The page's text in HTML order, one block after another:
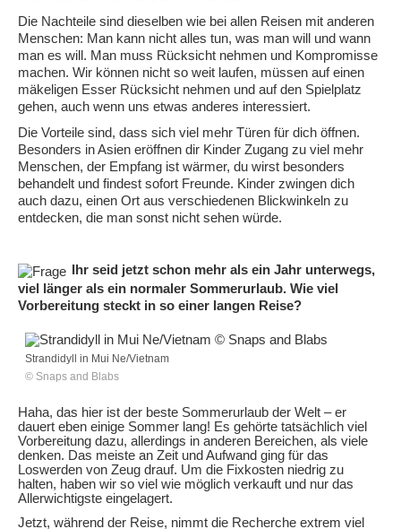
Die Nachteile sind dieselben wie bei allen Reisen mit anderen
Menschen: Man kann nicht alles tun, was man will und wann
man es will. Man muss Rücksicht nehmen und Kompromisse
machen. Wir können nicht so weit laufen, müssen auf einen
mäkeligen Esser Rücksicht nehmen und auf den Spielplatz
gehen, auch wenn uns etwas anderes interessiert.
Die Vorteile sind, dass sich viel mehr Türen für dich öffnen.
Besonders in Asien eröffnen dir Kinder Zugang zu viel mehr
Menschen, der Empfang ist wärmer, du wirst besonders
behandelt und findest sofort Freunde. Kinder zwingen dich
auch dazu, einen Ort aus verschiedenen Blickwinkeln zu
entdecken, die man sonst nicht sehen würde.
Ihr seid jetzt schon mehr als ein Jahr unterwegs,
viel länger als ein normaler Sommerurlaub. Wie viel
Vorbereitung steckt in so einer langen Reise?
Strandidyll in Mui Ne/Vietnam
© Snaps and Blabs
Haha, das hier ist der beste Sommerurlaub der Welt – er
dauert eben einige Sommer lang! Es gehörte tatsächlich viel
Vorbereitung dazu, allerdings in anderen Bereichen, als viele
denken. Das meiste an Zeit und Aufwand ging für das
Loswerden von Zeug drauf. Um die Fixkosten niedrig zu
halten, haben wir so viel wie möglich verkauft und nur das
Allerwichtigste eingelagert.
Jetzt, während der Reise, nimmt die Recherche extrem viel